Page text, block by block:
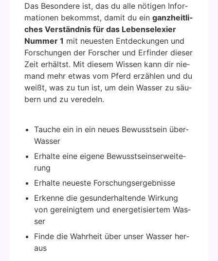
Das Beson­de­re ist, das du alle nöti­gen Infor­
ma­tio­nen bekommst, damit du ein ganz­heit­li­
ches Ver­ständ­nis für das Lebens­ele­xier
Num­mer 1 mit neu­es­ten Ent­de­ckun­gen und
For­schun­gen der For­scher und Erfin­der die­ser
Zeit erhältst. Mit die­sem Wis­sen kann dir nie­
mand mehr etwas vom Pferd erzäh­len und du
weißt, was zu tun ist, um dein Was­ser zu säu­
bern und zu ver­edeln.
Tau­che ein in ein neu­es Bewusst­sein über­
Was­ser
Erhal­te eine eige­ne Bewusst­seins­er­wei­te­
rung
Erhal­te neu­es­te For­schungs­er­geb­nis­se
Erken­ne die gesund­erhal­ten­de Wir­kung
von gerei­nig­tem und ener­ge­ti­sier­tem Was­
ser
Fin­de die Wahr­heit über unser Was­ser her­
aus